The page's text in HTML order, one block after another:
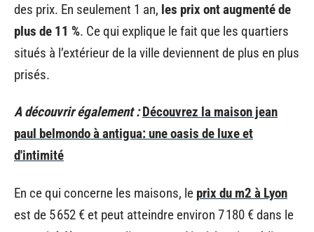
des prix. En seulement 1 an, les prix ont augmenté de
plus de 11 %. Ce qui explique le fait que les quartiers
situés à l’extérieur de la ville deviennent de plus en plus
prisés.
A découvrir également : Découvrez la maison jean
paul belmondo à antigua: une oasis de luxe et
d'intimité
En ce qui concerne les maisons, le prix du m2 à Lyon
est de 5 652 € et peut atteindre environ 7 180 € dans le